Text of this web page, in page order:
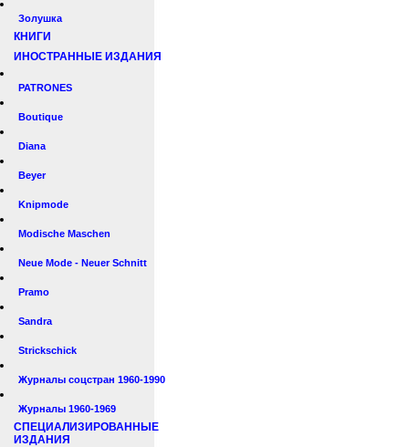
Золушка
КНИГИ
ИНОСТРАННЫЕ ИЗДАНИЯ
PATRONES
Boutique
Diana
Beyer
Knipmode
Modische Maschen
Neue Mode - Neuer Schnitt
Pramo
Sandra
Strickschick
Журналы соцстран 1960-1990
Журналы 1960-1969
СПЕЦИАЛИЗИРОВАННЫЕ
ИЗДАНИЯ